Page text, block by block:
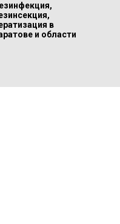
в
и области